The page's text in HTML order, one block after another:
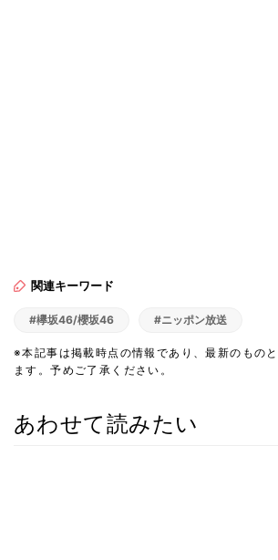
関連キーワード
#欅坂46/櫻坂46 #ニッポン放送
※本記事は掲載時点の情報であり、最新のもの
ます。予めご了承ください。
あわせて読みたい